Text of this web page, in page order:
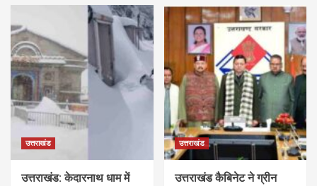
उत्तराखंड
उत्तराखंड: केदारनाथ धाम में
उत्तराखंड
उत्तराखंड कैबिनेट ने ग्रीन